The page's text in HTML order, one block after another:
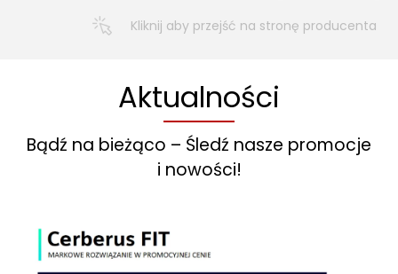
Kliknij aby przejść na stronę producenta
Aktualności
Bądź na bieżąco – Śledź nasze promocje
i nowości!